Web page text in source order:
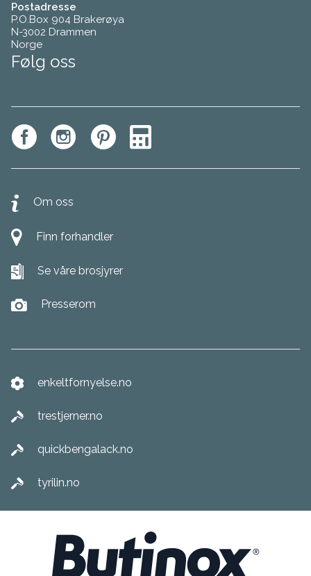
Postadresse
P.O.Box 904 Brakerøya
N-3002 Drammen
Norge
Følg oss
Om oss
Finn forhandler
Se våre brosjyrer
Presserom
enkeltfornyelse.no
trestjerner.no
quickbengalack.no
tyrilin.no